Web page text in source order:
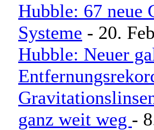
Hubble: 67 neue
Systeme - 20.
Hubble: Neuer
ganz weit weg -